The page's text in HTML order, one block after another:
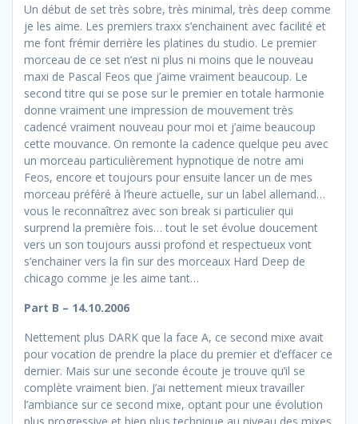
Un début de set très sobre, très minimal, très deep comme
je les aime. Les premiers traxx s’enchainent avec facilité et
me font frémir derrière les platines du studio. Le premier
morceau de ce set n’est ni plus ni moins que le nouveau
maxi de Pascal Feos que j’aime vraiment beaucoup. Le
second titre qui se pose sur le premier en totale harmonie
donne vraiment une impression de mouvement très
cadencé vraiment nouveau pour moi et j’aime beaucoup
cette mouvance. On remonte la cadence quelque peu avec
un morceau particulièrement hypnotique de notre ami
Feos, encore et toujours pour ensuite lancer un de mes
morceau préféré à l’heure actuelle, sur un label allemand…
vous le reconnaîtrez avec son break si particulier qui
surprend la première fois… tout le set évolue doucement
vers un son toujours aussi profond et respectueux vont
s’enchainer vers la fin sur des morceaux Hard Deep de
chicago comme je les aime tant…
Part B – 14.10.2006
Nettement plus DARK que la face A, ce second mixe avait
pour vocation de prendre la place du premier et d’effacer ce
dernier. Mais sur une seconde écoute je trouve qu’il se
complète vraiment bien. J’ai nettement mieux travailler
l’ambiance sur ce second mixe, optant pour une évolution
plus progressive et bien plus technique au niveau des mixes.